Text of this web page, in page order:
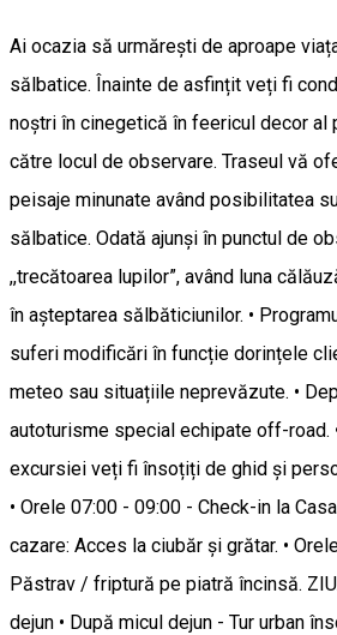
Ai ocazia să urmărești de aproape
sălbatice. Înainte de asfințit veți fi
noștri în cinegetică în feericul decor al
către locul de observare. Traseul vă
peisaje minunate având posibilitatea
sălbatice. Odată ajunși în punctul de
,,trecătoarea lupilor”, având luna
în așteptarea sălbăticiunilor. •
suferi modificări în funcție dorințele
meteo sau situațiile neprevăzute. •
autoturisme special echipate off-road.
excursiei veți fi însoțiți de ghid și
• Orele 07:00 - 09:00 - Check-in la
cazare: Acces la ciubăr și grătar. •
Păstrav / friptură pe piatră încinsă.
dejun • După micul dejun - Tur urban